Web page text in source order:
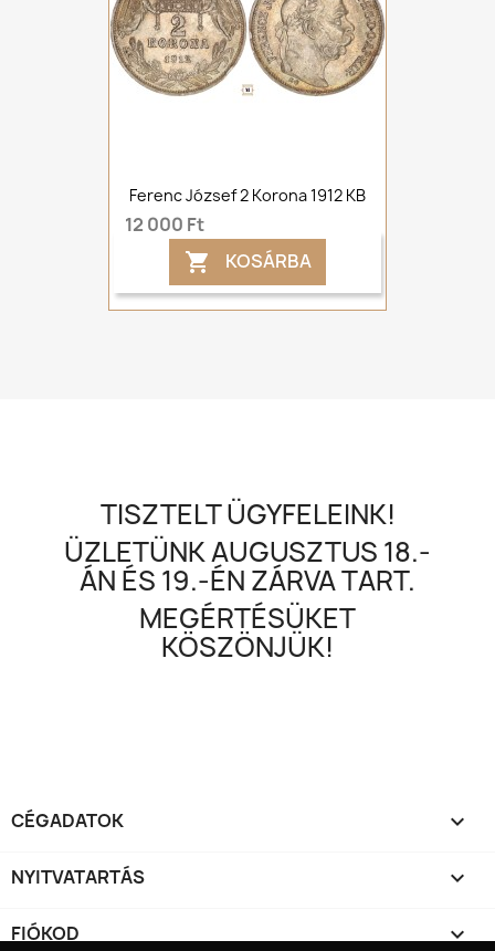
Ferenc József 2 Korona 1912 KB
12 000 Ft
 KOSÁRBA
TISZTELT ÜGYFELEINK!
ÜZLETÜNK AUGUSZTUS 18.-
ÁN ÉS 19.-ÉN ZÁRVA TART.
MEGÉRTÉSÜKET
KÖSZÖNJÜK!
CÉGADATOK 
NYITVATARTÁS 
FIÓKOD 